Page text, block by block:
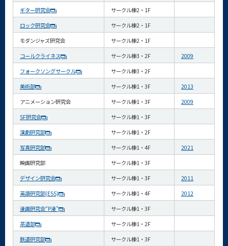
ギター研究会
サークル棟2・1F
ロック研究会
サークル棟2・1F
モダンジャズ研究会
サークル棟2・1F
コールクライネス
サークル棟3・2F
2009
フォークソングサークル
サークル棟3・2F
美術部
サークル棟1・3F
2013
アニメーション研究会
サークル棟1・3F
2009
SF研究会
サークル棟1・3F
演劇研究部
サークル棟1・2F
写真研究部
サークル棟1・4F
2021
映画研究部
サークル棟1・3F
デザイン研究会
サークル棟1・3F
2011
英語研究部(ESS)
サークル棟1・4F
2012
漫画研究会“P漫”
サークル棟1・3F
茶道部
サークル棟1・2F
鉄道研究部
サークル棟1・3F